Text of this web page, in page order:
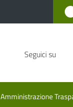
Seguici su
Amministrazione